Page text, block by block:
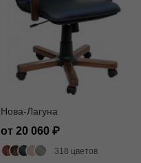
Нова-Лагуна
от 20 060
318 цветов